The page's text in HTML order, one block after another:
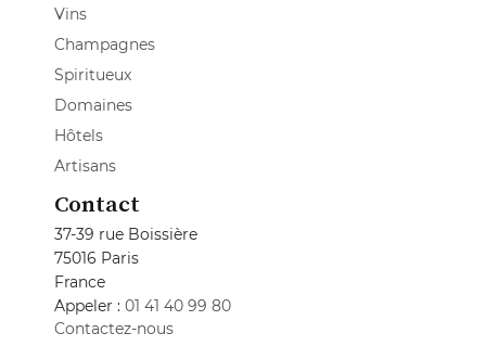
Vins
Champagnes
Spiritueux
Domaines
Hôtels
Artisans
Contact
37-39 rue Boissière
75016 Paris
France
Appeler : 01 41 40 99 80
Contactez-nous